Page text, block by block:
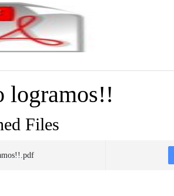
logramos!!
Files